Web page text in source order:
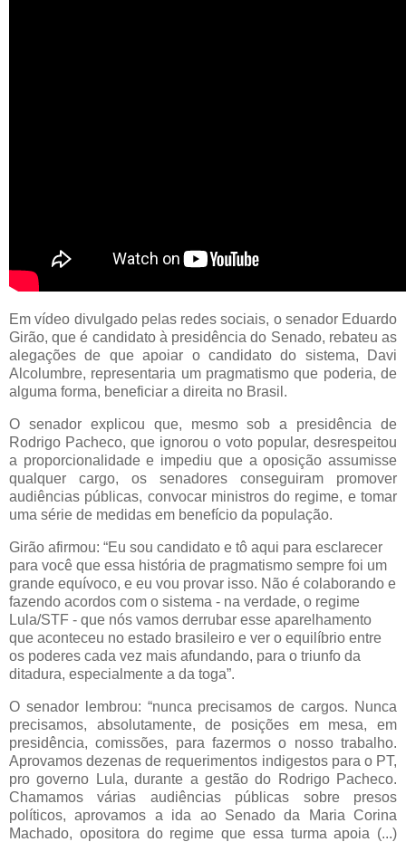
Em vídeo divulgado pelas redes sociais, o senador Eduardo
Girão, que é candidato à presidência do Senado, rebateu as
alegações de que apoiar o candidato do sistema, Davi
Alcolumbre, representaria um pragmatismo que poderia, de
alguma forma, beneficiar a direita no Brasil.
O senador explicou que, mesmo sob a presidência de
Rodrigo Pacheco, que ignorou o voto popular, desrespeitou
a proporcionalidade e impediu que a oposição assumisse
qualquer cargo, os senadores conseguiram promover
audiências públicas, convocar ministros do regime, e tomar
uma série de medidas em benefício da população.
Girão afirmou: “Eu sou candidato e tô aqui para esclarecer
para você que essa história de pragmatismo sempre foi um
grande equívoco, e eu vou provar isso. Não é colaborando e
fazendo acordos com o sistema - na verdade, o regime
Lula/STF - que nós vamos derrubar esse aparelhamento
que aconteceu no estado brasileiro e ver o equilíbrio entre
os poderes cada vez mais afundando, para o triunfo da
ditadura, especialmente a da toga”.
O senador lembrou: “nunca precisamos de cargos. Nunca
precisamos, absolutamente, de posições em mesa, em
presidência, comissões, para fazermos o nosso trabalho.
Aprovamos dezenas de requerimentos indigestos para o PT,
pro governo Lula, durante a gestão do Rodrigo Pacheco.
Chamamos várias audiências públicas sobre presos
políticos, aprovamos a ida ao Senado da Maria Corina
Machado, opositora do regime que essa turma apoia (...)